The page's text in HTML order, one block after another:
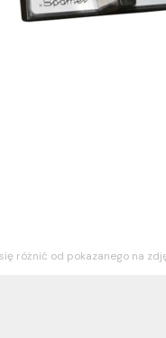
różnić od pokazanego na